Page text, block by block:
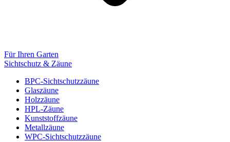
Für Ihren Garten
Sichtschutz & Zäune
BPC-Sichtschutzzäune
Glaszäune
Holzzäune
HPL-Zäune
Kunststoffzäune
Metallzäune
WPC-Sichtschutzzäune